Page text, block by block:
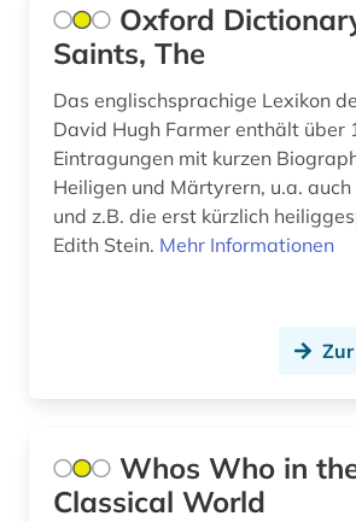
geschichte 1800- (1)
geschichte 1880-1945 (1)
geschichte 1900- (1)
geschichte 1900-2000 (6)
geschichte anfänge – 1878 (1)
Oxford
Saints, The
Das englischsprachige Lexikon
David Hugh Farmer enthält über
Eintragungen mit kurzen
Heiligen und Märtyrern, u.a. auch
und z.B. die erst kürzlich
Edith Stein. Mehr Informationen
Whos Who in
Classical World